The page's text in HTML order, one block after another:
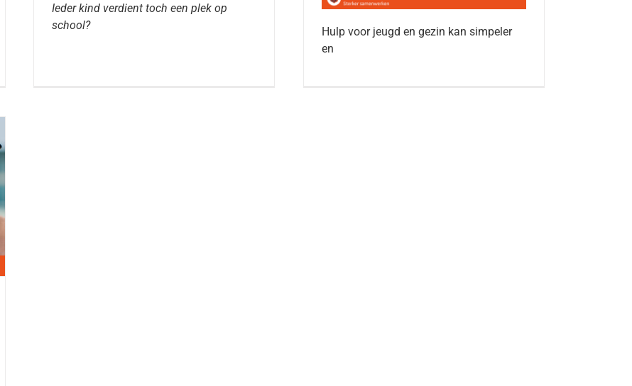
Ieder kind verdient toch een plek op
school?
Hulp voor jeugd en gezin kan simpeler
en